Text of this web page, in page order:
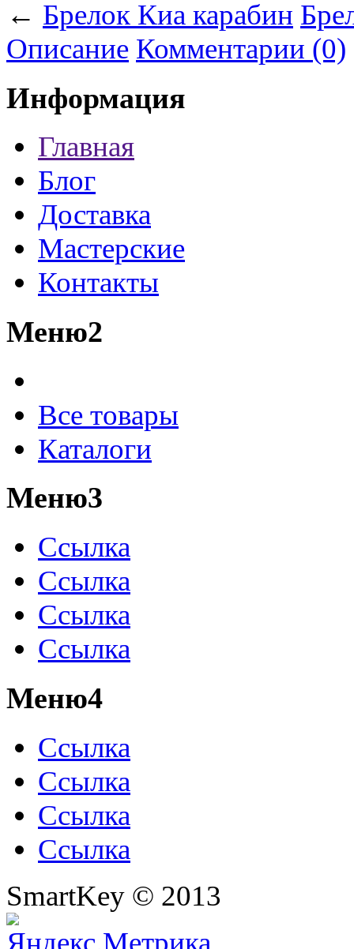
← Брелок Киа карабин
Описание Комментарии (0)
Информация
Главная
Блог
Доставка
Мастерские
Контакты
Меню2
Все товары
Каталоги
Меню3
Ссылка
Ссылка
Ссылка
Ссылка
Меню4
Ссылка
Ссылка
Ссылка
Ссылка
SmartKey © 2013